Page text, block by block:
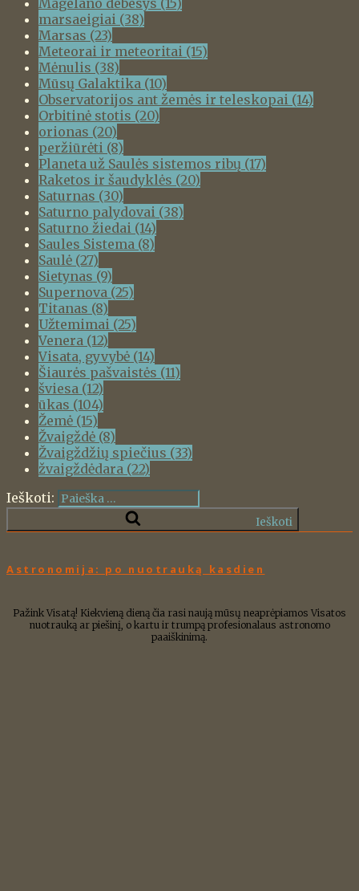
marsaeigiai (38)
Marsas (23)
Meteorai ir meteoritai (15)
Mėnulis (38)
Mūsų Galaktika (10)
Observatorijos ant žemės ir teleskopai (14)
Orbitinė stotis (20)
orionas (20)
peržiūrėti (8)
Planeta už Saulės sistemos ribų (17)
Raketos ir šaudyklės (20)
Saturnas (30)
Saturno palydovai (38)
Saturno žiedai (14)
Saules Sistema (8)
Saulė (27)
Sietynas (9)
Supernova (25)
Titanas (8)
Užtemimai (25)
Venera (12)
Visata, gyvybė (14)
Šiaurės pašvaistės (11)
šviesa (12)
ūkas (104)
Žemė (15)
Žvaigždė (8)
Žvaigždžių spiečius (33)
žvaigždėdara (22)
Ieškoti:
Ieškoti
Astronomija: po nuotrauką kasdien
Pažink Visatą! Kiekvieną dieną čia rasi naują mūsų neaprėpiamos Visatos
nuotrauką ar piešinį, o kartu ir trumpą profesionalaus astronomo
paaiškinimą.